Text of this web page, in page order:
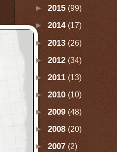
► 2015 (99)
► 2014 (17)
► 2013 (26)
► 2012 (34)
► 2011 (13)
► 2010 (10)
► 2009 (48)
► 2008 (20)
► 2007 (2)